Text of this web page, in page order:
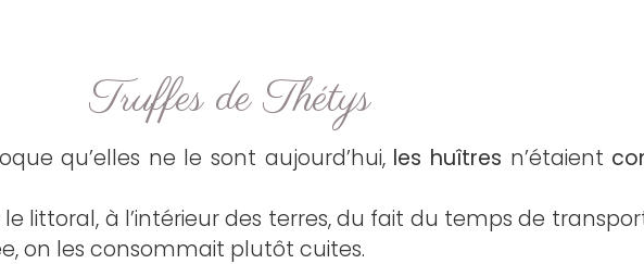
Truffes de Thétys
qu’elles ne le sont aujourd’hui, les huîtres n’étaient
le littoral, à l’intérieur des terres, du fait du temps de
on les consommait plutôt cuites.